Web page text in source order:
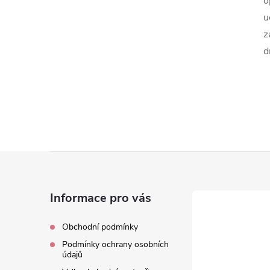
Informace pro vás
Obchodní podmínky
Podmínky ochrany osobních
údajů